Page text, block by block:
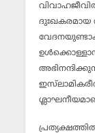
ദുഃഖകരമായ